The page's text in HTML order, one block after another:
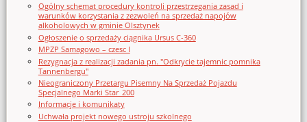
Ogólny schemat procedury kontroli przestrzegania zasad i
warunków korzystania z zezwoleń na sprzedaż napojów
alkoholowych w gminie Olsztynek
Ogłoszenie o sprzedaży ciągnika Ursus C-360
MPZP Samagowo – czesc I
Rezygnacja z realizacji zadania pn. "Odkrycie tajemnic pomnika
Tannenbergu"
Nieograniczony Przetargu Pisemny Na Sprzedaż Pojazdu
Specjalnego Marki Star_200
Informacje i komunikaty
Uchwała projekt nowego ustroju szkolnego